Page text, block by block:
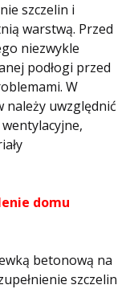
szczelin i
warstwą. Przed
niezwykle
podłogi przed
W
należy uwzględnić
domu
betonową na
szczelin